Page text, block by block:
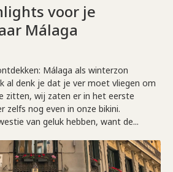
voor je
Málaga
Málaga als winterzon
al denk je dat je ver moet vliegen om
zitten, wij zaten er in het eerste
zelfs nog even in onze bikini.
van geluk hebben, want de...